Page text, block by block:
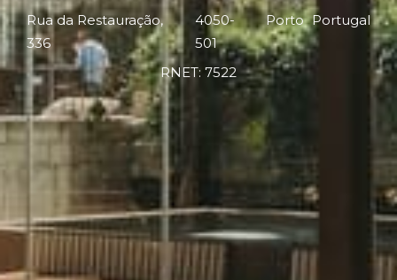
Rua da Restauração,
336
4050-
501
Porto Portugal
RNET: 7522